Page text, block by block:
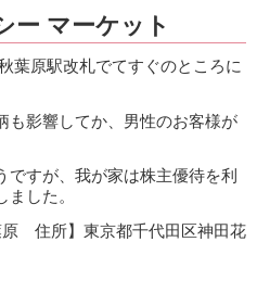
ー マーケット
葉原駅改札でてすぐのところに
も影響してか、男性のお客様が
すが、我が家は株主優待を利
した。
原 住所】東京都千代田区神田花